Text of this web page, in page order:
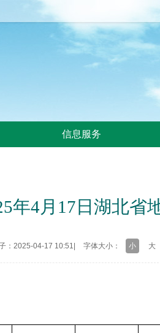
信息服务
年4月17日湖北省
：2025-04-17 10:51 字体大小： 小 大